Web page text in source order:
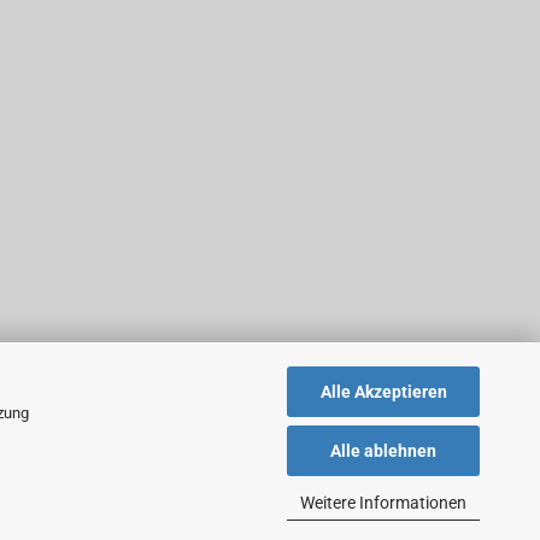
Alle Akzeptieren
Alle ablehnen
Weitere Informationen